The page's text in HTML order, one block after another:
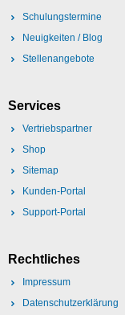
Schulungstermine
Neuigkeiten / Blog
Stellenangebote
Services
Vertriebspartner
Shop
Sitemap
Kunden-Portal
Support-Portal
Rechtliches
Impressum
Datenschutzerklärung